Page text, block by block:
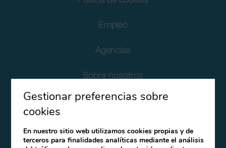
Empleo
Agencias
Sobre nosotros
Responsabilidad Social Corporativa
Gestionar preferencias sobre
cookies
En nuestro sitio web utilizamos cookies propias y de
terceros para finalidades analíticas mediante el análisis